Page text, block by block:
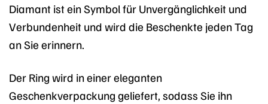
Diamant ist ein Symbol für Unvergänglichkeit und
Verbundenheit und wird die Beschenkte jeden Tag
an Sie erinnern.
Der Ring wird in einer eleganten
Geschenkverpackung geliefert, sodass Sie ihn